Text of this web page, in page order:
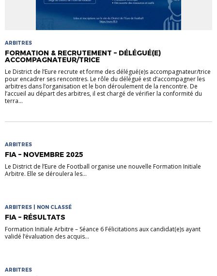
ARBITRES
FORMATION & RECRUTEMENT – DÉLÉGUÉ(E)
ACCOMPAGNATEUR/TRICE
Le District de l’Eure recrute et forme des délégué(e)s accompagnateur/trice
pour encadrer ses rencontres. Le rôle du délégué est d’accompagner les
arbitres dans l’organisation et le bon déroulement de la rencontre. De
l’accueil au départ des arbitres, il est chargé de vérifier la conformité du
terra...
ARBITRES
FIA – NOVEMBRE 2025
Le District de l’Eure de Football organise une nouvelle Formation Initiale
Arbitre. Elle se déroulera les...
ARBITRES | NON CLASSÉ
FIA – RÉSULTATS
Formation Initiale Arbitre – Séance 6 Félicitations aux candidat(e)s ayant
validé l’évaluation des acquis...
ARBITRES